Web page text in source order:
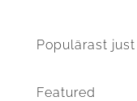
Populärast
Featured